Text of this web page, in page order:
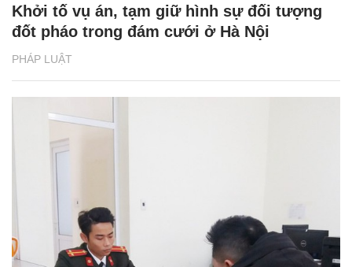
PHÁP LUẬT
Khởi tố vụ án, tạm giữ hình sự đối tượng
đốt pháo trong đám cưới ở Hà Nội